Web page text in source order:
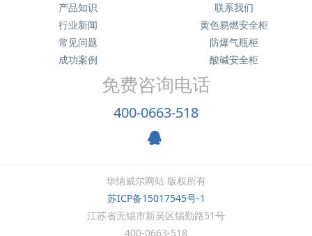
产品知识
行业新闻
常见问题
成功案例
联系我们
黄色易燃安全柜
防爆气瓶柜
酸碱安全柜
免费咨询电话
400-0663-518
华纳威尔网站 版权所有
苏ICP备15017545号-1
江苏省无锡市新吴区锡勤路51号
400-0663-518